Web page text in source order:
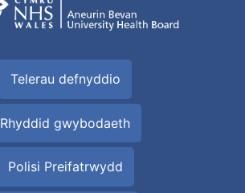
Telerau defnyddio
Rhyddid gwybodaeth
Polisi Preifatrwydd